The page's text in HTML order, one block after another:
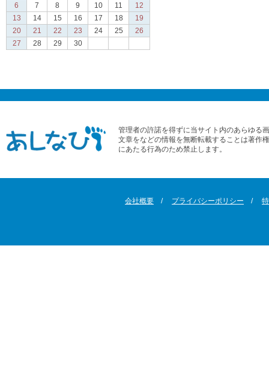
6
7 8 9 10 11
12
13
14 15 16 17 18
19
20
21 22 23 24 25
26
27
28 29 30
管理者の許諾を得ずに当サイト内のあらゆる
文章をなどの情報を無断転載することは著作
にあたる行為のため禁止します。
会社概要 プライバシーポリシー